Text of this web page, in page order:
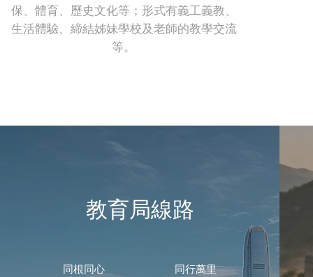
保、體育、歷史文化等；形式有義工義教、
生活體驗、締結姊妹學校及老師的教學交流
等。
教育局線路
同根同心 同行萬里